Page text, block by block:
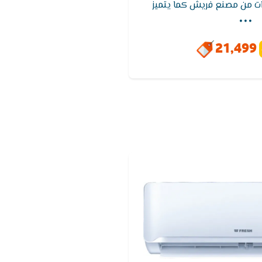
بضمان 5 سنوات من مصنع فريش كما يتميز
لدرجة الحراره المطلوبه
والاساليب المتطوره كما
...
21,499